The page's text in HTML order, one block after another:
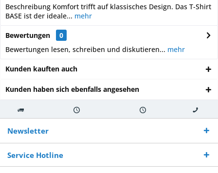
Beschreibung Komfort trifft auf klassisches Design. Das T-Shirt
BASE ist der ideale... mehr
Bewertungen
0
Bewertungen lesen, schreiben und diskutieren... mehr
Kunden kauften auch
Kunden haben sich ebenfalls angesehen
Kostenloser
Versand ab €
250,-
Versand innerhalb von Versand von So erreichen
Sie uns 0160
970 511 90
Newsletter
Service Hotline